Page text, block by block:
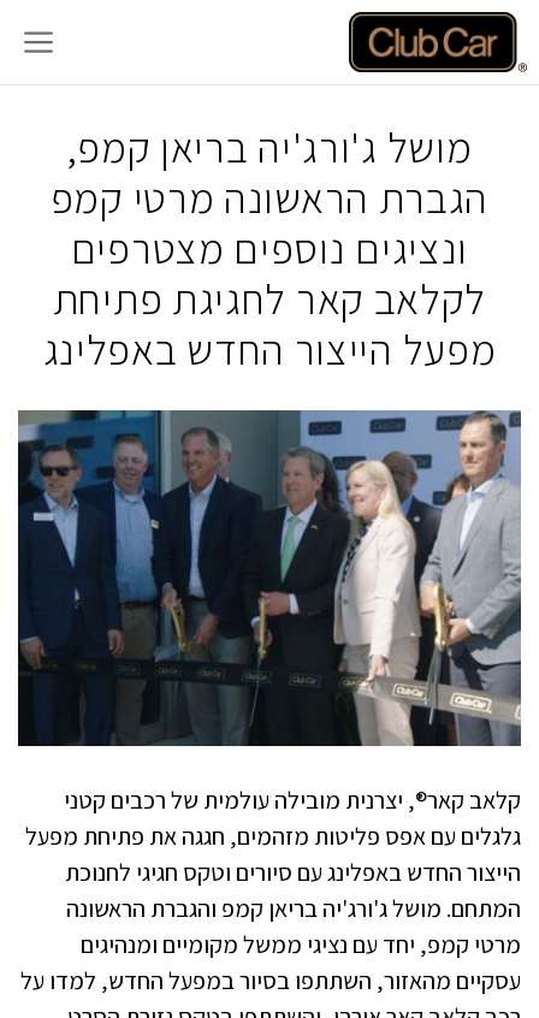
לדלג
לתוכן
מושל ג'ורג'יה בריאן קמפ,
הגברת הראשונה מרטי קמפ
ונציגים נוספים מצטרפים
לקלאב קאר לחגיגת פתיחת
מפעל הייצור החדש באפלינג
קלאב קאר®, יצרנית מובילה עולמית של רכבים קטני
גלגלים עם אפס פליטות מזהמים, חגגה את פתיחת מפעל
הייצור החדש באפלינג עם סיורים וטקס חגיגי לחנוכת
המתחם. מושל ג'ורג'יה בריאן קמפ והגברת הראשונה
מרטי קמפ, יחד עם נציגי ממשל מקומיים ומנהיגים
עסקיים מהאזור, השתתפו בסיור במפעל החדש, למדו על